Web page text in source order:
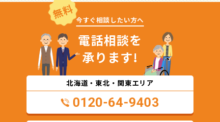
無料 今すぐ相談したい方へ
電話相談を
承ります!
北海道・東北・関東エリア
0120-64-9403